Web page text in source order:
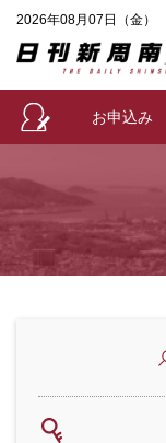
2026年08月07日（金）
お申込み